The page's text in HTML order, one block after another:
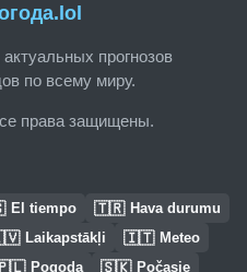
прогнозов
по всему миру.
права защищены.
El tiempo 🇹🇷 Hava durumu
Laikapstākļi 🇮🇹 Meteo
Pogoda 🇸🇰 Počasie